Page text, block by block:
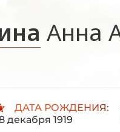
Анна
ДАТА РОЖДЕНИЯ:
декабря 1919